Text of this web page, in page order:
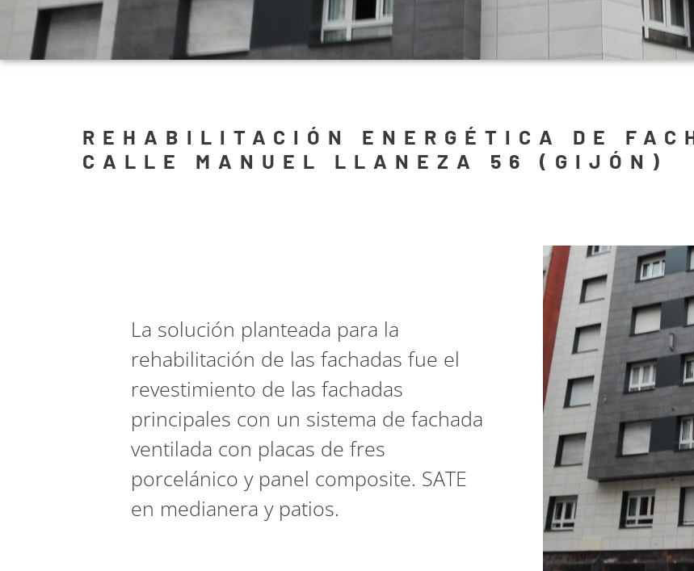
REHABILITACIÓN ENERGÉTICA DE
CALLE MANUEL LLANEZA 56 (GIJÓN)
La solución planteada para la
rehabilitación de las fachadas fue el
revestimiento de las fachadas
principales con un sistema de fachada
ventilada con placas de fres
porcelánico y panel composite. SATE
en medianera y patios.